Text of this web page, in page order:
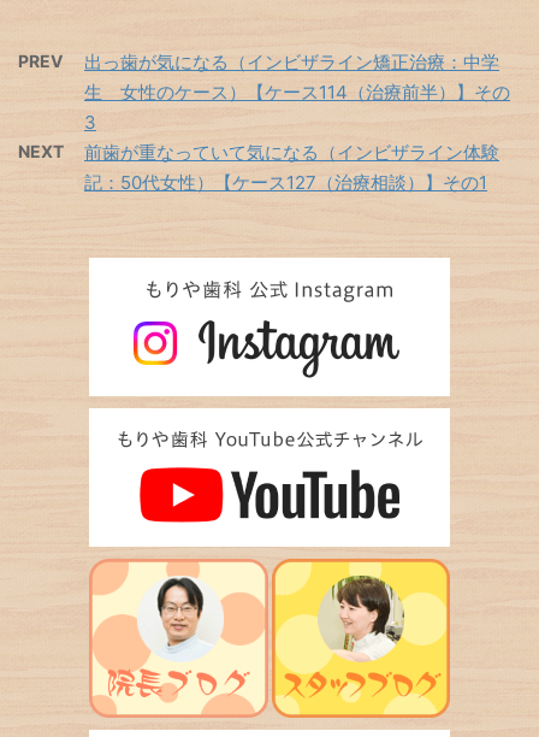
PREV
出っ歯が気になる（インビザライン矯正治療：中学
生 女性のケース）【ケース114（治療前半）】その
3
NEXT
前歯が重なっていて気になる（インビザライン体験
記：50代女性）【ケース127（治療相談）】その1